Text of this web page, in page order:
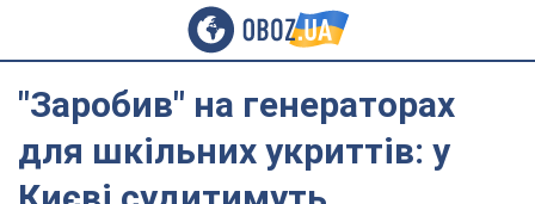
"Заробив" на генераторах
для шкільних укриттів: у